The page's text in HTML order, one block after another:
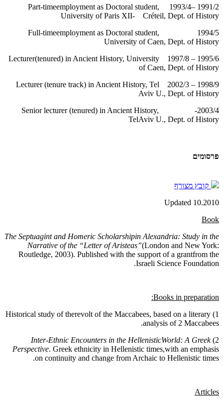
1991/2 –1993/4 Part-timeemployment as Doctoral student,
University of Paris XII- Créteil, Dept. of History
1994/5 Full-timeemployment as Doctoral student,
University of Caen, Dept. of History
1995/6 – 1997/8 Lecturer(tenured) in Ancient History, University
of Caen, Dept. of History
1998/9 – 2002/3 Lecturer (tenure track) in Ancient History, Tel
Aviv U., Dept. of History
2003/4- Senior lecturer (tenured) in Ancient History,
TelAviv U., Dept. of History
פרסומים
קובץ מצורף
Updated 10.2010
Book
The Septuagint and Homeric Scholarshipin Alexandria: Study in the
Narrative of the “Letter of Aristeas”(London and New York:
Routledge, 2003). Published with the support of a grantfrom the
Israeli Science Foundation.
Books in preparation:
1) Historical study of therevolt of the Maccabees, based on a literary
analysis of 2 Maccabees.
2)
Inter-Ethnic Encounters in the HellenisticWorld: A Greek
Perspective. Greek ethnicity in Hellenistic times,with an emphasis
on continuity and change from Archaic to Hellenistic times.
Articles